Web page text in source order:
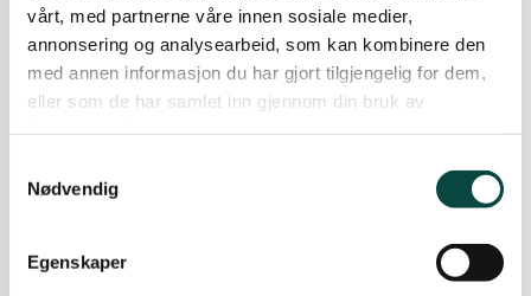
vårt, med partnerne våre innen sosiale medier,
annonsering og analysearbeid, som kan kombinere den
med annen informasjon du har gjort tilgjengelig for dem,
eller som de har samlet inn gjennom din bruk av
Nødvendig
Egenskaper
flott at FFR og fylkeskommunen lytter til oss.
Samferdsel 27.04.2006
Ny mellomriksvei – høring
Naturvernforbundet i Sør-Varanger har avgitt
høringsuttalelse til forslag til program for
konsekvensutredning av ny mellomriksvei
Naturvernforbundet mener at mellomriksveien
kan gi en rekke alvorlige konsekvenser for de